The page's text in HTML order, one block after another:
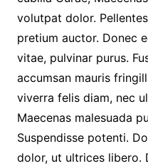
volutpat dolor.
pretium auctor. Donec
vitae, pulvinar purus.
accumsan mauris
viverra felis diam, nec
Maecenas malesuada
Suspendisse potenti.
dolor, ut ultrices libero.